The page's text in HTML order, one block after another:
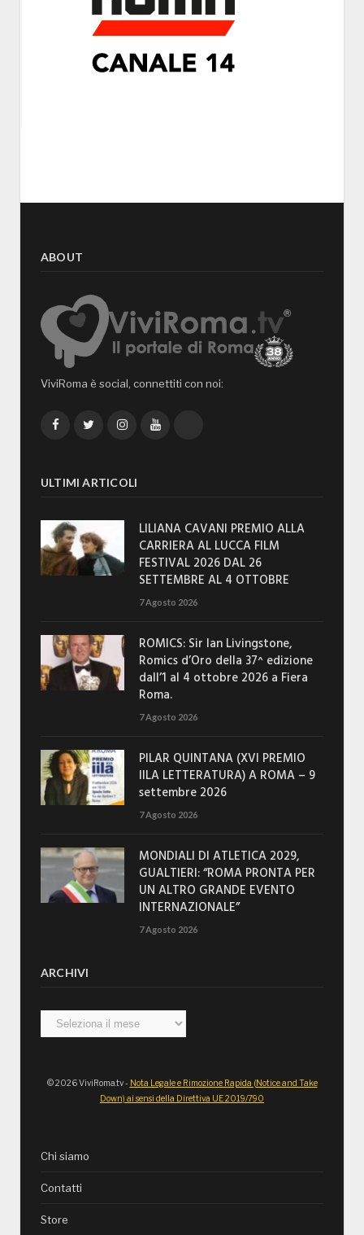
ABOUT
ViviRoma è social, connettiti con noi:
FacebookTwitterInstagramYouTube
ULTIMI ARTICOLI
LILIANA CAVANI PREMIO ALLA
CARRIERA AL LUCCA FILM
FESTIVAL 2026 DAL 26
SETTEMBRE AL 4 OTTOBRE
7 Agosto 2026
ROMICS: Sir Ian Livingstone,
Romics d’Oro della 37^ edizione
dall’1 al 4 ottobre 2026 a Fiera
Roma.
7 Agosto 2026
PILAR QUINTANA (XVI PREMIO
IILA LETTERATURA) A ROMA – 9
settembre 2026
7 Agosto 2026
MONDIALI DI ATLETICA 2029,
GUALTIERI: “ROMA PRONTA PER
UN ALTRO GRANDE EVENTO
INTERNAZIONALE”
7 Agosto 2026
ARCHIVI
Archivi
© 2026 ViviRoma.tv - Nota Legale e Rimozione Rapida (Notice and Take
Down) ai sensi della Direttiva UE 2019/790
Chi siamo
Contatti
Store